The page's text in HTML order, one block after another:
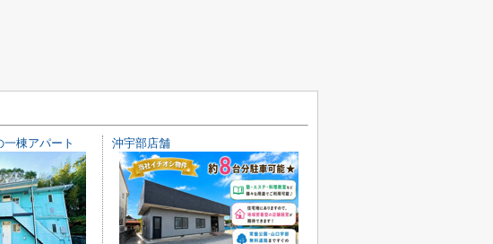
棟アパート 沖宇部店舗